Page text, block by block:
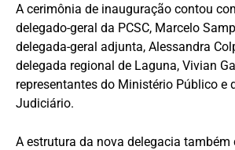
A cerimônia de inauguração contou
delegado-geral da PCSC, Marcelo
delegada-geral adjunta, Alessandra
delegada regional de Laguna, Vivian
representantes do Ministério Público e
Judiciário.
A estrutura da nova delegacia